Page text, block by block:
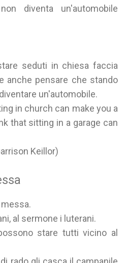
diventa un'automobile
seduti in chiesa faccia
anche pensare che stando
un'automobile.
in church can make you a
that sitting in a garage can
Keillor)
al sermone i luterani.
stare tutti vicino al